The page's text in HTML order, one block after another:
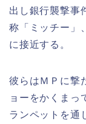
出し銀行襲撃事
称「ミッチー」
に接近する。
彼らはＭＰに撃
ョーをかくまっ
ランペットを通